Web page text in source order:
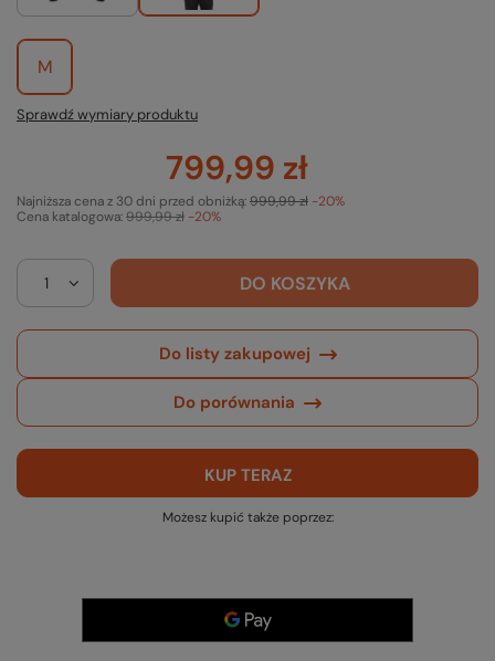
M
Sprawdź wymiary produktu
799,99 zł
Cena katalogowa:999,99 zł -20%
Najniższa cena z 30 dni przed obniżką:999,99 zł -20%
DO KOSZYKA
Do listy zakupowej
Do porównania
KUP TERAZ
Możesz kupić także poprzez: